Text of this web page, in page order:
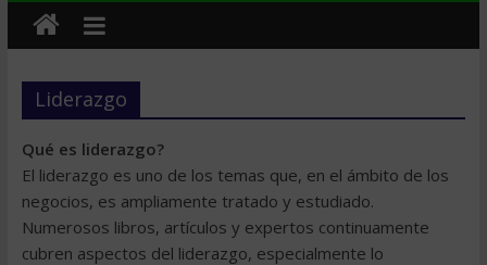
Liderazgo
Qué es liderazgo?
El liderazgo es uno de los temas que, en el ámbito de los
negocios, es ampliamente tratado y estudiado.
Numerosos libros, artículos y expertos continuamente
cubren aspectos del liderazgo, especialmente lo